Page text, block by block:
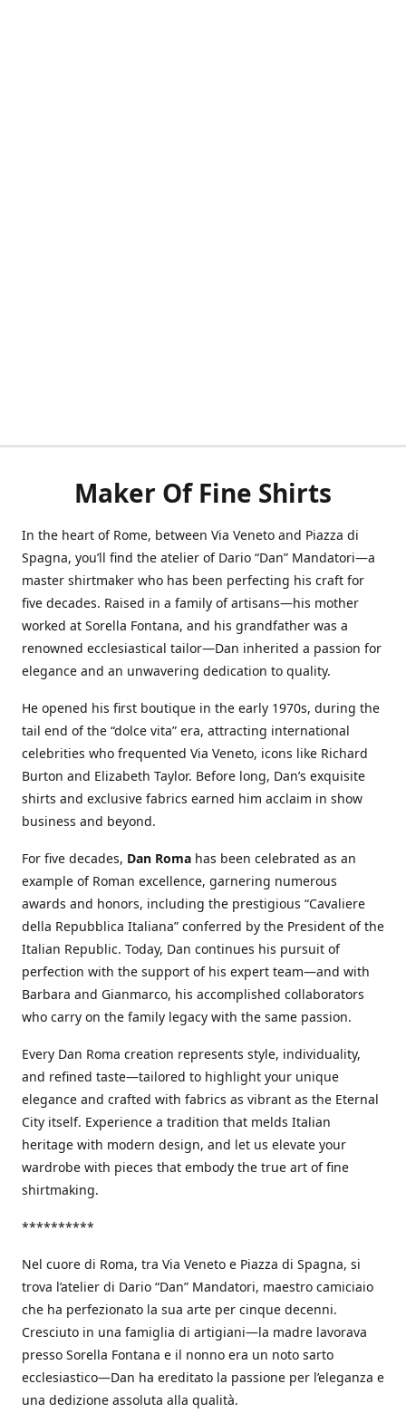
Maker Of Fine Shirts
In the heart of Rome, between Via Veneto and Piazza di
Spagna, you’ll find the atelier of Dario “Dan” Mandatori—a
master shirtmaker who has been perfecting his craft for
five decades. Raised in a family of artisans—his mother
worked at Sorella Fontana, and his grandfather was a
renowned ecclesiastical tailor—Dan inherited a passion for
elegance and an unwavering dedication to quality.
He opened his first boutique in the early 1970s, during the
tail end of the “dolce vita” era, attracting international
celebrities who frequented Via Veneto, icons like Richard
Burton and Elizabeth Taylor. Before long, Dan’s exquisite
shirts and exclusive fabrics earned him acclaim in show
business and beyond.
For five decades, Dan Roma has been celebrated as an
example of Roman excellence, garnering numerous
awards and honors, including the prestigious “Cavaliere
della Repubblica Italiana” conferred by the President of the
Italian Republic. Today, Dan continues his pursuit of
perfection with the support of his expert team—and with
Barbara and Gianmarco, his accomplished collaborators
who carry on the family legacy with the same passion.
Every Dan Roma creation represents style, individuality,
and refined taste—tailored to highlight your unique
elegance and crafted with fabrics as vibrant as the Eternal
City itself. Experience a tradition that melds Italian
heritage with modern design, and let us elevate your
wardrobe with pieces that embody the true art of fine
shirtmaking.
**********
Nel cuore di Roma, tra Via Veneto e Piazza di Spagna, si
trova l’atelier di Dario “Dan” Mandatori, maestro camiciaio
che ha perfezionato la sua arte per cinque decenni.
Cresciuto in una famiglia di artigiani—la madre lavorava
presso Sorella Fontana e il nonno era un noto sarto
ecclesiastico—Dan ha ereditato la passione per l’eleganza e
una dedizione assoluta alla qualità.